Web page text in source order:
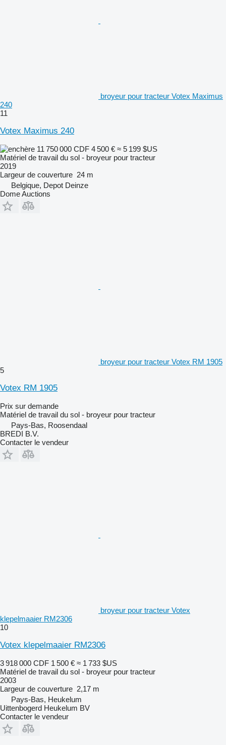
broyeur pour tracteur Votex Maximus
240
11
Votex Maximus 240
11 750 000 CDF 4 500 € ≈ 5 199 $US
Matériel de travail du sol - broyeur pour tracteur
2019
Largeur de couverture 24 m
Belgique, Depot Deinze
Dome Auctions
broyeur pour tracteur Votex RM 1905
5
Votex RM 1905
Prix sur demande
Matériel de travail du sol - broyeur pour tracteur
Pays-Bas, Roosendaal
BREDI B.V.
Contacter le vendeur
broyeur pour tracteur Votex
klepelmaaier RM2306
10
Votex klepelmaaier RM2306
3 918 000 CDF 1 500 € ≈ 1 733 $US
Matériel de travail du sol - broyeur pour tracteur
2003
Largeur de couverture 2,17 m
Pays-Bas, Heukelum
Uittenbogerd Heukelum BV
Contacter le vendeur